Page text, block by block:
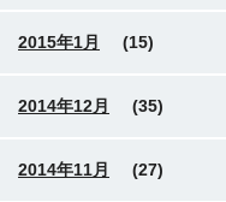
2015年1月 (15)
2014年12月 (35)
2014年11月 (27)